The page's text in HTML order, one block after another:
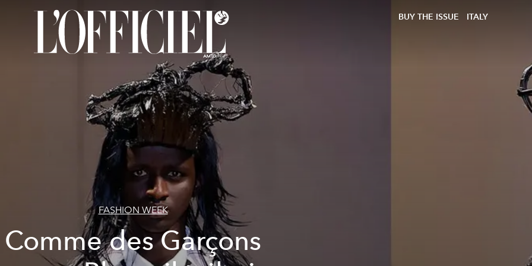
BUY THE ISSUE ITALY
FASHION WEEK
Comme des Garçons